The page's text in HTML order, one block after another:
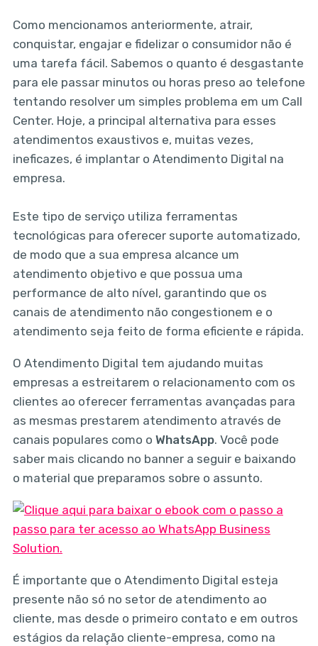
Como mencionamos anteriormente, atrair,
conquistar, engajar e fidelizar o consumidor não é
uma tarefa fácil. Sabemos o quanto é desgastante
para ele passar minutos ou horas preso ao telefone
tentando resolver um simples problema em um Call
Center. Hoje, a principal alternativa para esses
atendimentos exaustivos e, muitas vezes,
ineficazes, é implantar o Atendimento Digital na
empresa.
Este tipo de serviço utiliza ferramentas
tecnológicas para oferecer suporte automatizado,
de modo que a sua empresa alcance um
atendimento objetivo e que possua uma
performance de alto nível, garantindo que os
canais de atendimento não congestionem e o
atendimento seja feito de forma eficiente e rápida.
O Atendimento Digital tem ajudando muitas
empresas a estreitarem o relacionamento com os
clientes ao oferecer ferramentas avançadas para
as mesmas prestarem atendimento através de
canais populares como o WhatsApp. Você pode
saber mais clicando no banner a seguir e baixando
o material que preparamos sobre o assunto.
É importante que o Atendimento Digital esteja
presente não só no setor de atendimento ao
cliente, mas desde o primeiro contato e em outros
estágios da relação cliente-empresa, como na